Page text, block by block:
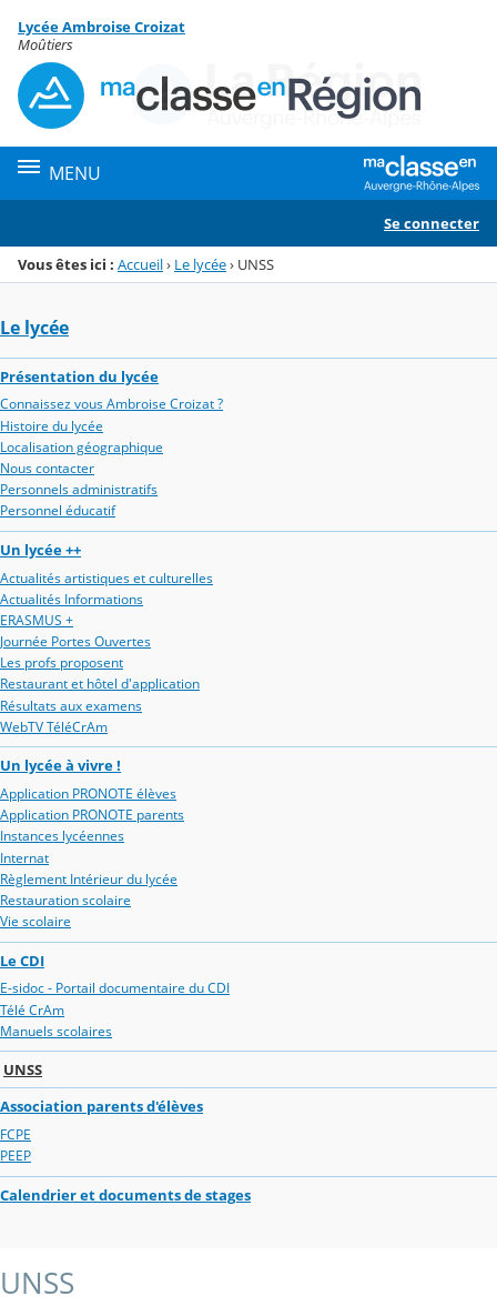
Menu de la rubrique
Contenu
Lycée Ambroise Croizat
Moûtiers
MENU
Se connecter
Vous êtes ici : Accueil› Le lycée› UNSS
Le lycée
Présentation du lycée
Connaissez vous Ambroise Croizat ?
Histoire du lycée
Localisation géographique
Nous contacter
Personnels administratifs
Personnel éducatif
Un lycée ++
Actualités artistiques et culturelles
Actualités Informations
ERASMUS +
Journée Portes Ouvertes
Les profs proposent
Restaurant et hôtel d'application
Résultats aux examens
WebTV TéléCrAm
Un lycée à vivre !
Application PRONOTE élèves
Application PRONOTE parents
Instances lycéennes
Internat
Règlement Intérieur du lycée
Restauration scolaire
Vie scolaire
Le CDI
E-sidoc - Portail documentaire du CDI
Télé CrAm
Manuels scolaires
UNSS
Association parents d'élèves
FCPE
PEEP
Calendrier et documents de stages
UNSS